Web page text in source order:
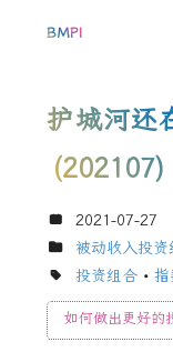
BMPI
护城河还
(202107)
2021-07-27
被动收入投资
投资组合 • 指
如何做出更好的